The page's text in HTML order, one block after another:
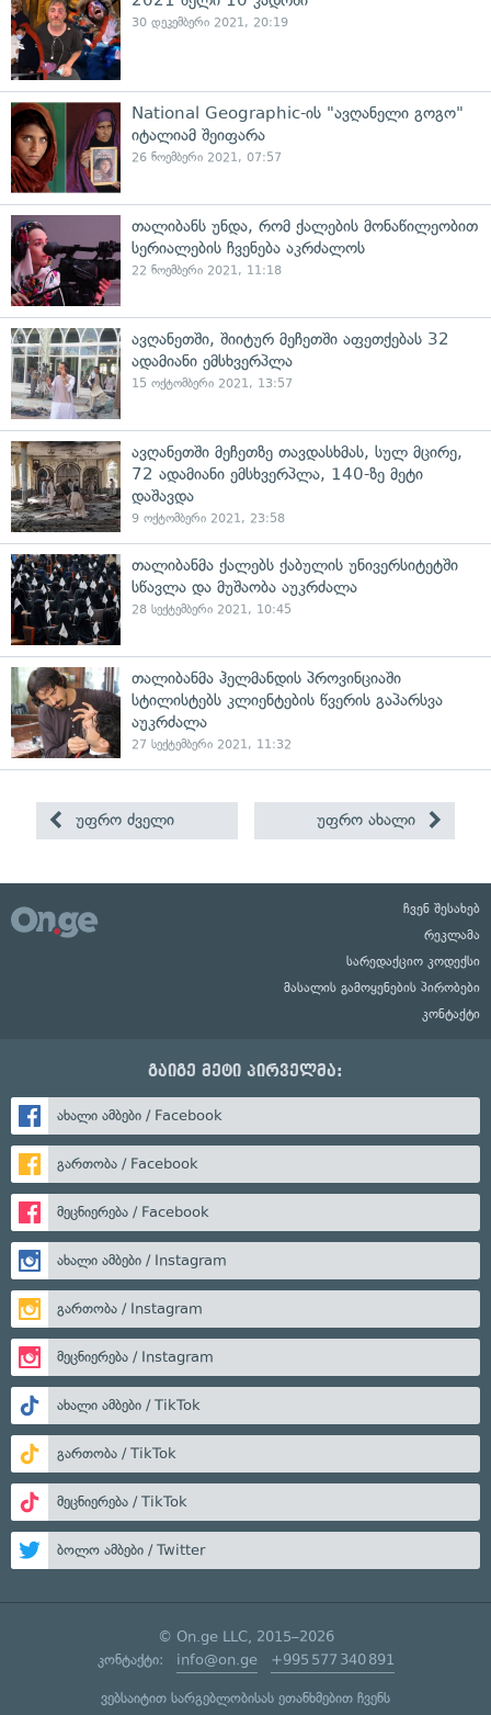
30 დეკემბერი 2021, 20:19
National Geographic-ის "ავღანელი გოგო"
იტალიამ შეიფარა
26 ნოემბერი 2021, 07:57
თალიბანს უნდა, რომ ქალების მონაწილეობით
სერიალების ჩვენება აკრძალოს
22 ნოემბერი 2021, 11:18
ავღანეთში, შიიტურ მეჩეთში აფეთქებას 32
ადამიანი ემსხვერპლა
15 ოქტომბერი 2021, 13:57
ავღანეთში მეჩეთზე თავდასხმას, სულ მცირე,
72 ადამიანი ემსხვერპლა, 140-ზე მეტი
დაშავდა
9 ოქტომბერი 2021, 23:58
თალიბანმა ქალებს ქაბულის უნივერსიტეტში
სწავლა და მუშაობა აუკრძალა
28 სექტემბერი 2021, 10:45
თალიბანმა ჰელმანდის პროვინციაში
სტილისტებს კლიენტების წვერის გაპარსვა
აუკრძალა
27 სექტემბერი 2021, 11:32
უფრო ძველი უფრო ახალი
ჩვენ შესახებ
რეკლამა
სარედაქციო კოდექსი
მასალის გამოყენების პირობები
კონტაქტი
გაიგე მეტი პირველმა:
ახალი ამბები / Facebook
გართობა / Facebook
მეცნიერება / Facebook
ახალი ამბები / Instagram
გართობა / Instagram
მეცნიერება / Instagram
ახალი ამბები / TikTok
გართობა / TikTok
მეცნიერება / TikTok
ბოლო ამბები / Twitter
© On.ge LLC, 2015–2026
კონტაქტი: info@on.ge +995 577 340 891
ვებსაიტით სარგებლობისას ეთანხმებით ჩვენს